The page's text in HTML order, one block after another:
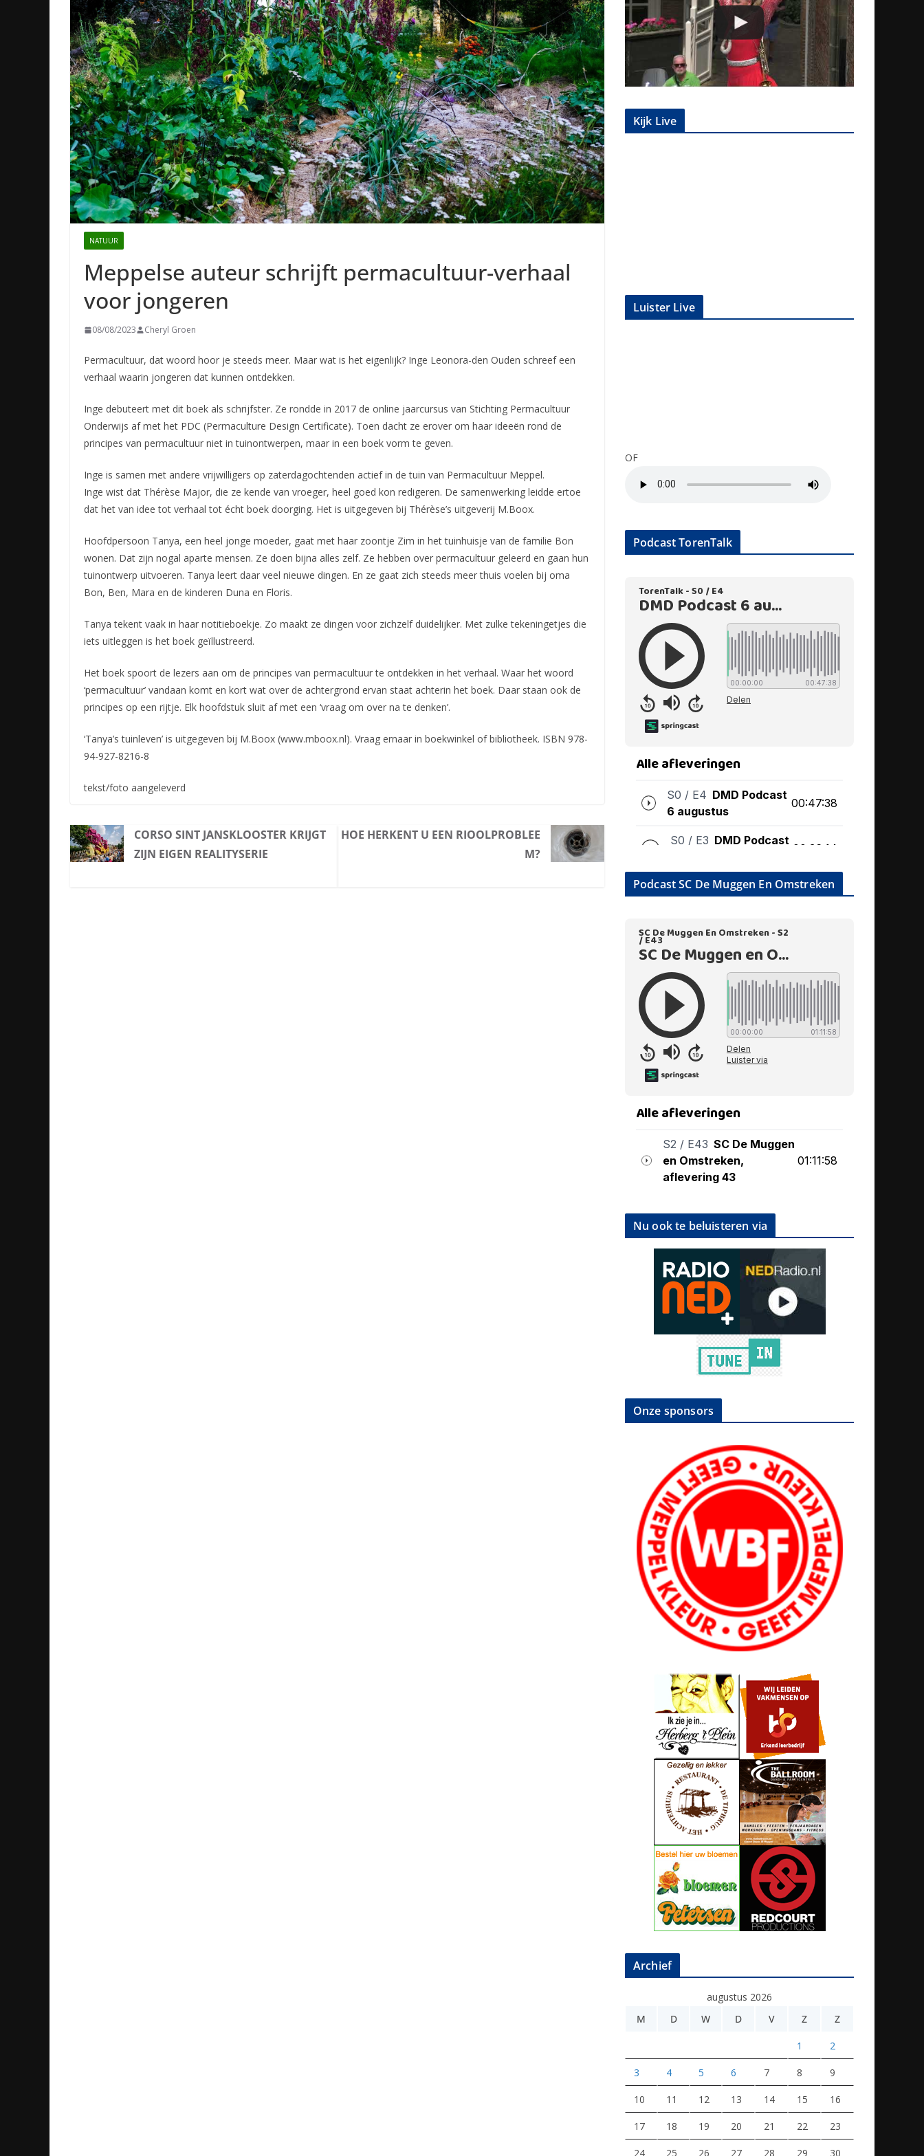
NATUUR
Meppelse auteur schrijft permacultuur-verhaal
voor jongeren
08/08/2023 Cheryl Groen
Permacultuur, dat woord hoor je steeds meer. Maar wat is het eigenlijk? Inge Leonora-den Ouden schreef een
verhaal waarin jongeren dat kunnen ontdekken.
Inge debuteert met dit boek als schrijfster. Ze rondde in 2017 de online jaarcursus van Stichting Permacultuur
Onderwijs af met het PDC (Permaculture Design Certificate). Toen dacht ze erover om haar ideeën rond de
principes van permacultuur niet in tuinontwerpen, maar in een boek vorm te geven.
Inge is samen met andere vrijwilligers op zaterdagochtenden actief in de tuin van Permacultuur Meppel.
Inge wist dat Thérèse Major, die ze kende van vroeger, heel goed kon redigeren. De samenwerking leidde ertoe
dat het van idee tot verhaal tot écht boek doorging. Het is uitgegeven bij Thérèse’s uitgeverij M.Boox.
Hoofdpersoon Tanya, een heel jonge moeder, gaat met haar zoontje Zim in het tuinhuisje van de familie Bon
wonen. Dat zijn nogal aparte mensen. Ze doen bijna alles zelf. Ze hebben over permacultuur geleerd en gaan hun
tuinontwerp uitvoeren. Tanya leert daar veel nieuwe dingen. En ze gaat zich steeds meer thuis voelen bij oma
Bon, Ben, Mara en de kinderen Duna en Floris.
Tanya tekent vaak in haar notitieboekje. Zo maakt ze dingen voor zichzelf duidelijker. Met zulke tekeningetjes die
iets uitleggen is het boek geïllustreerd.
Het boek spoort de lezers aan om de principes van permacultuur te ontdekken in het verhaal. Waar het woord
‘permacultuur’ vandaan komt en kort wat over de achtergrond ervan staat achterin het boek. Daar staan ook de
principes op een rijtje. Elk hoofdstuk sluit af met een ‘vraag om over na te denken’.
‘Tanya’s tuinleven’ is uitgegeven bij M.Boox (www.mboox.nl). Vraag ernaar in boekwinkel of bibliotheek. ISBN 978-
94-927-8216-8
tekst/foto aangeleverd
CORSO SINT JANSKLOOSTER KRIJGT
ZIJN EIGEN REALITYSERIE
HOE HERKENT U EEN RIOOLPROBLEE
M?
Kijk Live
Luister Live
OF
Podcast TorenTalk
Podcast SC De Muggen En Omstreken
Nu ook te beluisteren via
Onze sponsors
Archief
augustus 2026
M
D W D V Z Z
1 2
3 4 5 6 7 8 9
10 11 12 13 14 15 16
17 18 19 20 21 22 23
24 25 26 27 28 29 30